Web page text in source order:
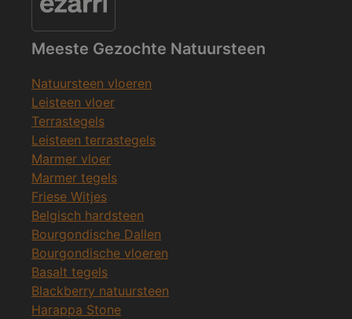
Meeste Gezochte Natuursteen
Natuursteen vloeren
Leisteen vloer
Terrastegels
Leisteen terrastegels
Marmer vloer
Marmer tegels
Friese Witjes
Belgisch hardsteen
Bourgondische Dallen
Bourgondische vloeren
Basalt tegels
Blackberry natuursteen
Harappa Stone